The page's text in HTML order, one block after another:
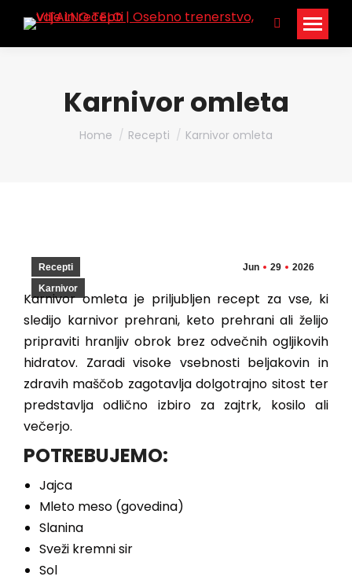
Search:
Karnivor omleta
You are here:
Home Recepti Karnivor omleta
Jun 29 2026
Recepti
Karnivor
Karnivor omleta je priljubljen recept za vse, ki
sledijo karnivor prehrani, keto prehrani ali želijo
pripraviti hranljiv obrok brez odvečnih ogljikovih
hidratov. Zaradi visoke vsebnosti beljakovin in
zdravih maščob zagotavlja dolgotrajno sitost ter
predstavlja odlično izbiro za zajtrk, kosilo ali
večerjo.
POTREBUJEMO:
Jajca
Mleto meso (govedina)
Slanina
Sveži kremni sir
Sol